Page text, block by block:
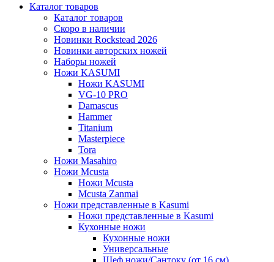
Каталог товаров
Каталог товаров
Скоро в наличии
Новинки Rockstead 2026
Новинки авторских ножей
Наборы ножей
Ножи KASUMI
Ножи KASUMI
VG-10 PRO
Damascus
Hammer
Titanium
Masterpiece
Tora
Ножи Masahiro
Ножи Mcusta
Ножи Mcusta
Mcusta Zanmai
Ножи представленные в Kasumi
Ножи представленные в Kasumi
Кухонные ножи
Кухонные ножи
Универсальные
Шеф ножи/Сантоку (от 16 см)